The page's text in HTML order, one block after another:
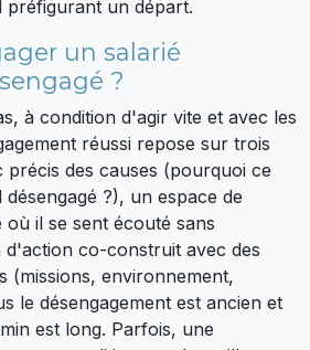
préfigurant un départ.
un salarié
?
à condition d'agir vite et avec les
réussi repose sur trois
précis des causes (pourquoi ce
?), un espace de
où il se sent écouté sans
co-construit avec des
(missions, environnement,
le désengagement est ancien et
est long. Parfois, une